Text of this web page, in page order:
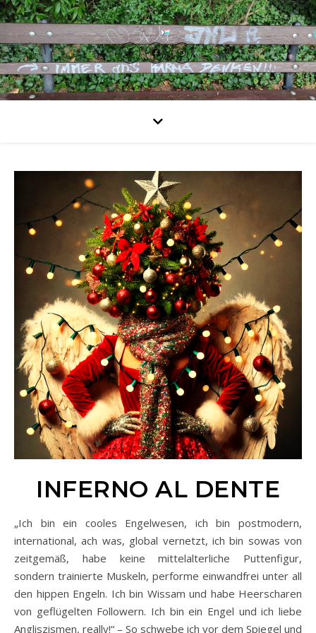
INFERNO AL DENTE
„Ich bin ein cooles Engelwesen, ich bin postmodern,
international, ach was, global vernetzt, ich bin sowas von
zeitgemäß, habe keine mittelalterliche Puttenfigur,
sondern trainierte Muskeln, performe einwandfrei unter all
den hippen Engeln. Ich bin Wissam und habe Heerscharen
von geflügelten Followern. Ich bin ein Engel und ich liebe
Angliszismen, really!“ – So schwebe ich vor dem Spiegel und